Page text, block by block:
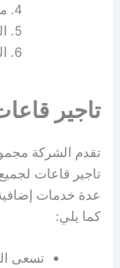
تاجير
تقدم الشركة
تاجير قاعات
عدة خدمات إضافية
كما يلي:
تسعى